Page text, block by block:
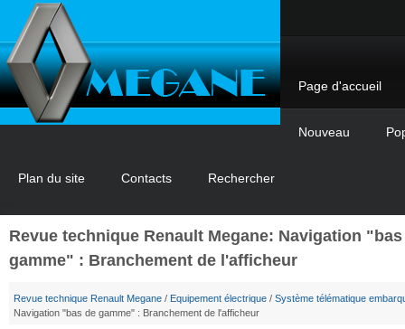
Page d'accueil
Nouveau
Plan du site Contacts Rechercher
Revue technique Renault Megane: Navigation
gamme" : Branchement de l'afficheur
Revue technique Renault Megane / Equipement électrique / Système télématique
Navigation "bas de gamme" : Branchement de l'afficheur